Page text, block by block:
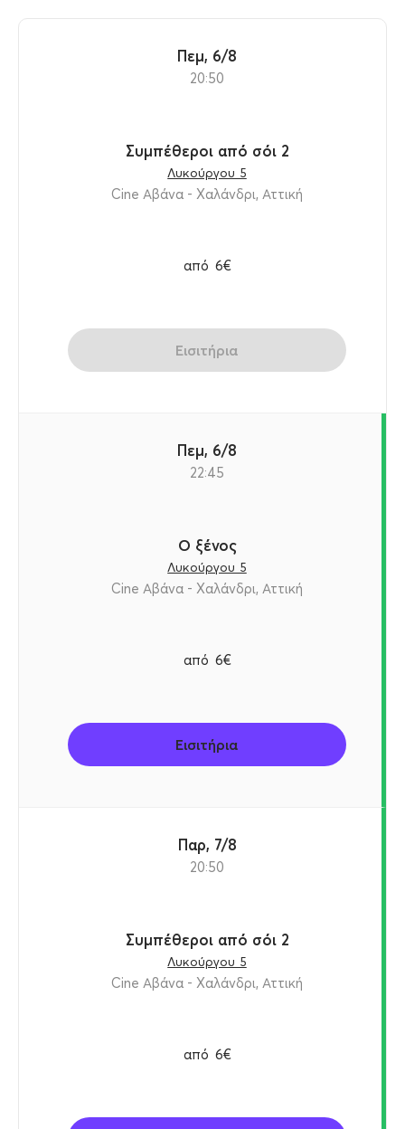
Πεμ, 6/8
20:50
Συμπέθεροι από σόι 2
Λυκούργου 5
Cine Αβάνα - Χαλάνδρι, Αττική
από 6€
Εισιτήρια
Πεμ, 6/8
22:45
Ο ξένος
Λυκούργου 5
Cine Αβάνα - Χαλάνδρι, Αττική
από 6€
Εισιτήρια
Παρ, 7/8
20:50
Συμπέθεροι από σόι 2
Λυκούργου 5
Cine Αβάνα - Χαλάνδρι, Αττική
από 6€